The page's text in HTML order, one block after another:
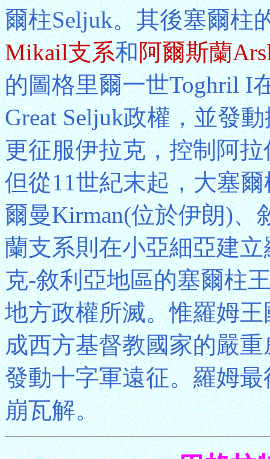
爾柱Seljuk。其後塞爾柱
Mikail支系和阿爾斯蘭
的圖格里爾一世Toghril I
Great Seljuk政權，並發
更征服伊拉克，控制阿
但從11世紀末起，大塞
爾曼Kirman(位於伊朗)、
蘭支系則在小亞細亞建
克-敘利亞地區的塞爾柱
地方政權所滅。惟羅姆
成西方基督教國家的嚴
發動十字軍遠征。羅姆
崩瓦解。